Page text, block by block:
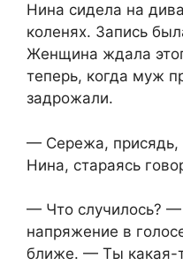
Нина сидела на
коленях. Запись
Женщина ждала
теперь, когда муж
задрожали.
— Сережа, присядь,
Нина, стараясь
— Что случилось? —
напряжение в
ближе. — Ты какая-